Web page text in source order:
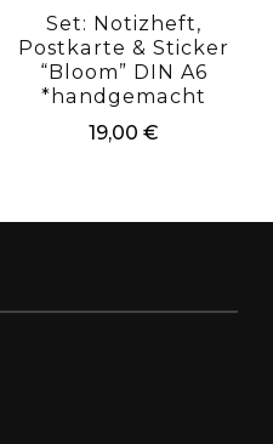
€
Set: Notizheft,
Postkarte & Sticker
“Bloom” DIN A6
*handgemacht
19,00€